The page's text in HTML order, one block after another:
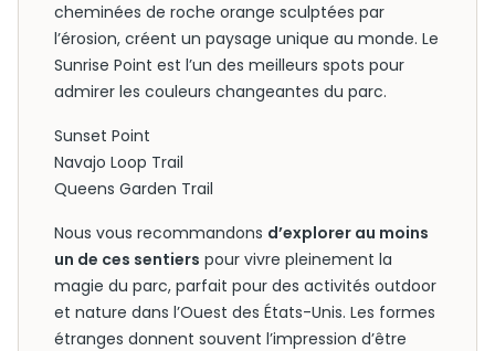
cheminées de roche orange sculptées par
l’érosion, créent un paysage unique au monde. Le
Sunrise Point est l’un des meilleurs spots pour
admirer les couleurs changeantes du parc.
Sunset Point
Navajo Loop Trail
Queens Garden Trail
Nous vous recommandons d’explorer au moins
un de ces sentiers pour vivre pleinement la
magie du parc, parfait pour des activités outdoor
et nature dans l’Ouest des États-Unis. Les formes
étranges donnent souvent l’impression d’être